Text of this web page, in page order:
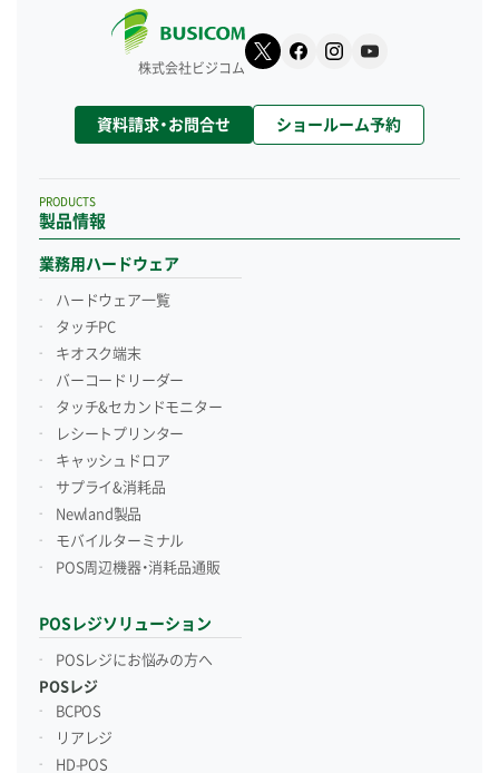
株式会社ビジコム
資料請求・お問合せ ショールーム予約
製品情報
PRODUCTS
業務用ハードウェア
ハードウェア一覧
タッチPC
キオスク端末
バーコードリーダー
タッチ&セカンドモニター
レシートプリンター
キャッシュドロア
サプライ&消耗品
Newland製品
モバイルターミナル
POS周辺機器・消耗品通販
POSレジソリューション
POSレジにお悩みの方へ
POSレジ
BCPOS
リアレジ
HD-POS